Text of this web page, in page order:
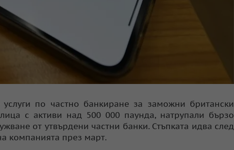
по частно банкиране за заможни британски
с активи над 500 000 паунда, натрупали бързо
от утвърдени частни банки. Стъпката идва след
компанията през март.